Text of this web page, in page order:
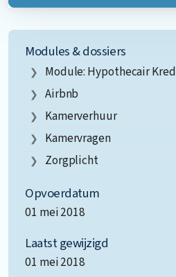
Modules & dossiers
Module: Hypothecair
Airbnb
Kamerverhuur
Kamervragen
Zorgplicht
Opvoerdatum
01 mei 2018
Laatst gewijzigd
01 mei 2018